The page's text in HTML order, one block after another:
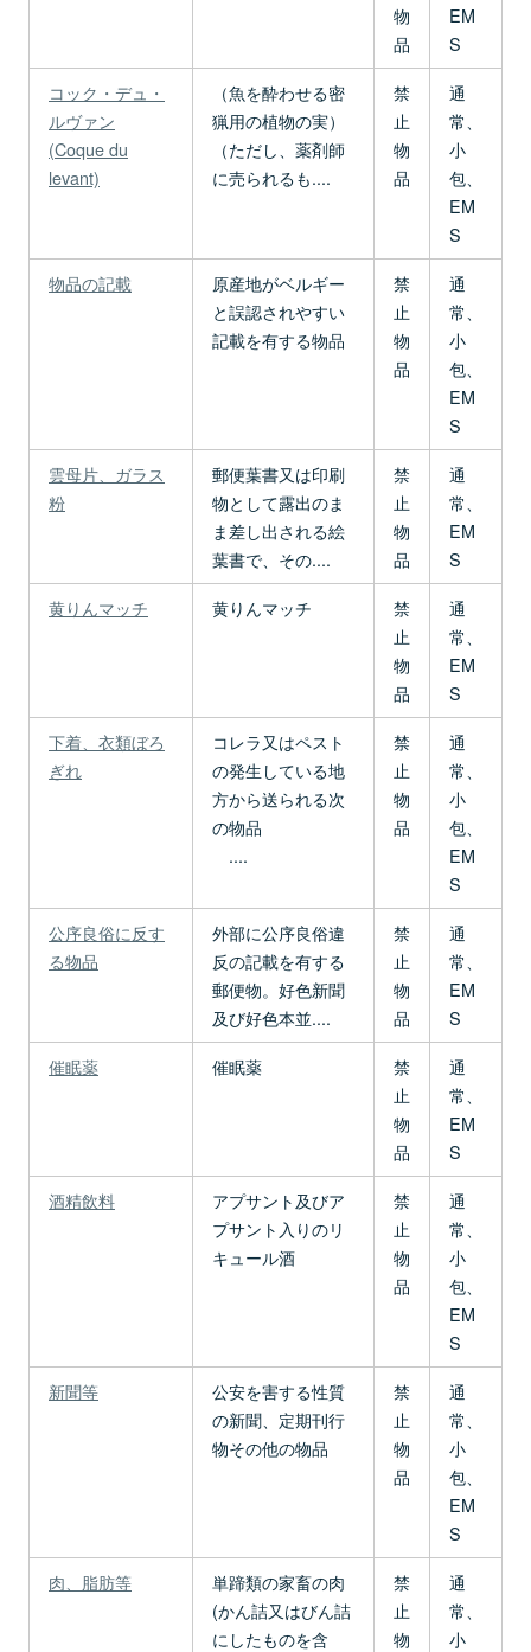
物
品
EM
S
コック・デュ・
ルヴァン
(Coque du
levant)
（魚を酔わせる密
猟用の植物の実）
（ただし、薬剤師
に売られるも....
禁
止
物
品
通
常、
小
包、
EM
S
物品の記載
原産地がベルギー
と誤認されやすい
記載を有する物品
禁
止
物
品
通
常、
小
包、
EM
S
雲母片、ガラス
粉
郵便葉書又は印刷
物として露出のま
ま差し出される絵
葉書で、その....
禁
止
物
品
通
常、
EM
S
黄りんマッチ
黄りんマッチ
禁
止
物
品
通
常、
EM
S
下着、衣類ぼろ
ぎれ
コレラ又はペスト
の発生している地
方から送られる次
の物品
....
禁
止
物
品
通
常、
小
包、
EM
S
公序良俗に反す
る物品
外部に公序良俗違
反の記載を有する
郵便物。好色新聞
及び好色本並....
禁
止
物
品
通
常、
EM
S
催眠薬
催眠薬
禁
止
物
品
通
常、
EM
S
酒精飲料
アプサント及びア
プサント入りのリ
キュール酒
禁
止
物
品
通
常、
小
包、
EM
S
新聞等
公安を害する性質
の新聞、定期刊行
物その他の物品
禁
止
物
品
通
常、
小
包、
EM
S
肉、脂肪等
単蹄類の家畜の肉
(かん詰又はびん詰
にしたものを含
禁
止
物
通
常、
小